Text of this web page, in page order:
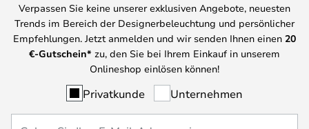
Verpassen Sie keine unserer exklusiven Angebote, neuesten
Trends im Bereich der Designerbeleuchtung und persönlicher
Empfehlungen. Jetzt anmelden und wir senden Ihnen einen 20
€-Gutschein* zu, den Sie bei Ihrem Einkauf in unserem
Onlineshop einlösen können!
Privatkunde Unternehmen